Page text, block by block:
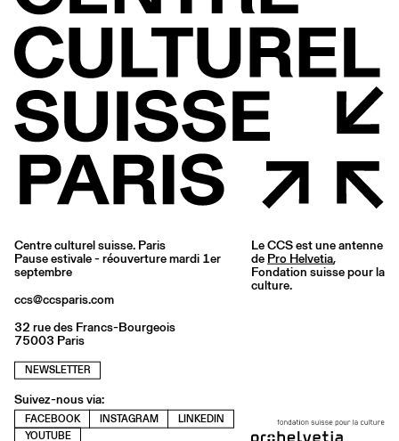
Centre culturel suisse. Paris
Pause estivale - réouverture mardi 1er
septembre
ccs@ccsparis.com
32 rue des Francs-Bourgeois
75003 Paris
NEWSLETTER
Suivez-nous via:
FACEBOOK INSTAGRAM
LINKEDIN
YOUTUBE
Le CCS est une antenne
de Pro Helvetia,
Fondation suisse pour la
culture.